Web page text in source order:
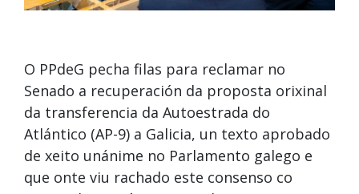
O PPdeG pecha filas para reclamar no
Senado a recuperación da proposta orixinal
da transferencia da Autoestrada do
Atlántico (AP-9) a Galicia, un texto aprobado
de xeito unánime no Parlamento galego e
que onte viu rachado este consenso co